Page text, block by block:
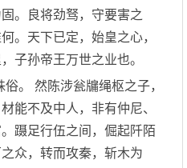
。良将劲驽，守要害之
。天下已定，始皇之心，
子孙帝王万世之业也。
。 然陈涉瓮牖绳枢之子，
能不及中人，非有仲尼、
蹑足行伍之间，倔起阡陌
众，转而攻秦，斩木为